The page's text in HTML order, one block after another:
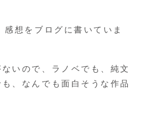
想をブログに書いていま
いので、ラノベでも、純文
、なんでも面白そうな作品